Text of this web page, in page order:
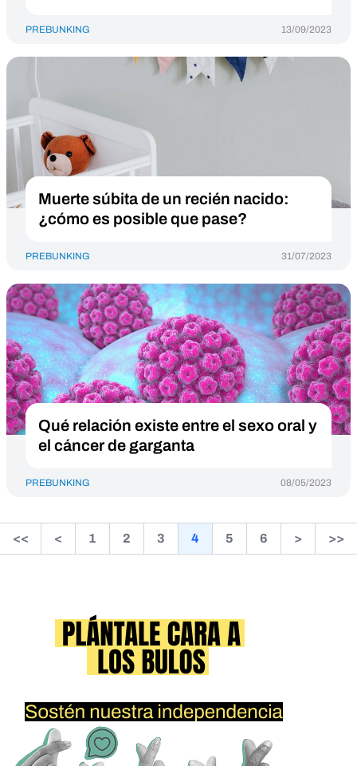
PREBUNKING 13/09/2023
Muerte súbita de un recién nacido:
¿cómo es posible que pase?
PREBUNKING 31/07/2023
Qué relación existe entre el sexo oral y
el cáncer de garganta
PREBUNKING 08/05/2023
<< < 1 2 3 4 5 6 > >>